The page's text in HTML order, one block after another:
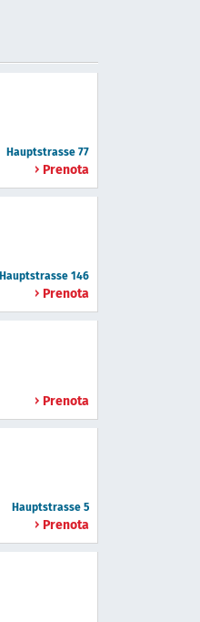
Hauptstrasse 77
Prenota
Hauptstrasse 146
Prenota
Prenota
Hauptstrasse 5
Prenota